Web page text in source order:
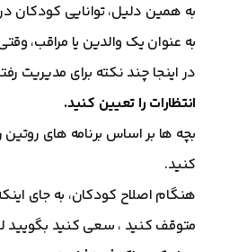
به همین دلیل، توانایی کودکان
به عنوان یک والدین یا
در اینجا چند نکته برای مدیریت
انتظارات را تعیین کنید.
بچه ها بر اساس برنامه های
کنید.
هنگام اصلاح کودکان، به جای
متوقف کنید ، سعی کنید بگویید